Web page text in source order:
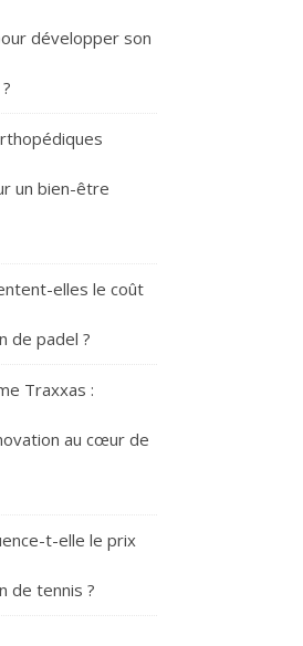
développer son
un bien-être
elles le coût
de padel ?
Traxxas :
au cœur de
t-elle le prix
de tennis ?